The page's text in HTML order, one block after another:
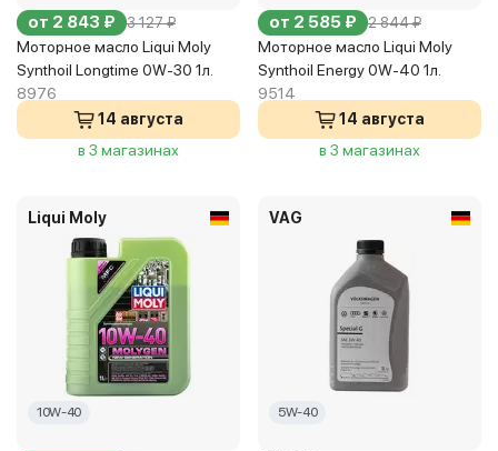
от 2 843 ₽ 3 127 ₽
Моторное масло Liqui Moly
Synthoil Longtime 0W-30 1л.
8976
14 августа
в 3 магазинах
от 2 585 ₽ 2 844 ₽
Моторное масло Liqui Moly
Synthoil Energy 0W-40 1л.
9514
14 августа
в 3 магазинах
Liqui Moly
10W-40
VAG
5W-40